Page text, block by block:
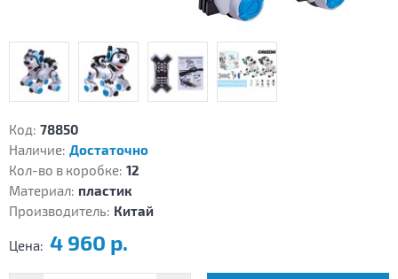
Код: 78850
Наличие: Достаточно
Кол-во в коробке: 12
Материал: пластик
Производитель: Китай
Цена: 4 960 р.